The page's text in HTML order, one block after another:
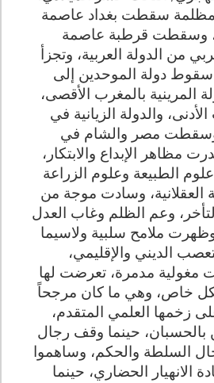
سقطت بغداد عاصمة
وسقطت قرطبة عاصمة
من الدولة العربية، وتجزأ
سقوط دولة الموحدين إلى
المرينية بالمغرب الأقصى،
والدولة الزيانية في
وسقطت مصر والشام في
مظاهر الإبداع والابتكار،
الطبيعة وعلوم الزراعة
العقلانية، وسادت موجة من
وعم الظلم وغاب العدل
وظهرت ملامح سلبية ولاسيما
الديني والإقليمي،
مغولية مدمرة، تعرضت لها
خاص، وهي ما كان مرجحاً
زخمها العلمي المتقدم،
حينما وقف رجال
السلطة والحكم، وساهموا
الانهيار الحضاري، حينما